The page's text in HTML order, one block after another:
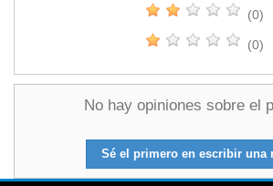
(0)
(0)
No hay opiniones sobre el
Sé el primero en escribir una